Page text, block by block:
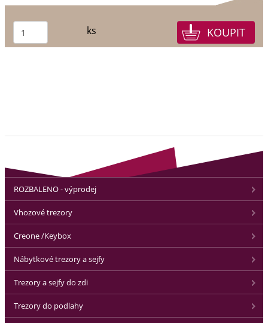
ks
ROZBALENO - výprodej
Vhozové trezory
Creone /Keybox
Nábytkové trezory a sejfy
Trezory a sejfy do zdi
Trezory do podlahy